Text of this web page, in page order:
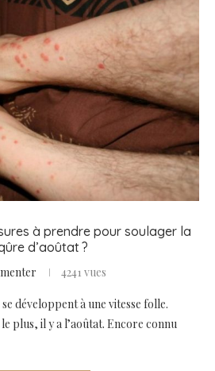
à prendre pour soulager la
d’aoûtat ?
4241 vues
développent à une vitesse folle.
plus, il y a l’aoûtat. Encore connu